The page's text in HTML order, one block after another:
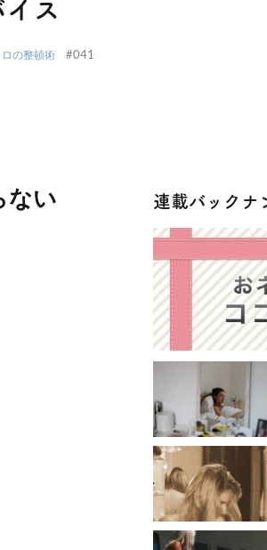
イス
の整頓術 #041
ない
連載バックナ